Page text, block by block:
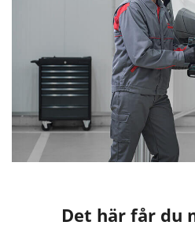
Det här får du